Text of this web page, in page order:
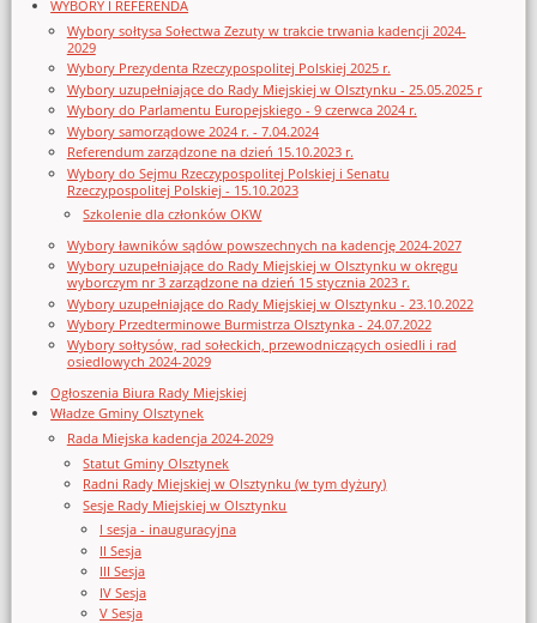
WYBORY I REFERENDA
Wybory sołtysa Sołectwa Zezuty w trakcie trwania kadencji 2024-
2029
Wybory Prezydenta Rzeczypospolitej Polskiej 2025 r.
Wybory uzupełniające do Rady Miejskiej w Olsztynku - 25.05.2025 r
Wybory do Parlamentu Europejskiego - 9 czerwca 2024 r.
Wybory samorządowe 2024 r. - 7.04.2024
Referendum zarządzone na dzień 15.10.2023 r.
Wybory do Sejmu Rzeczypospolitej Polskiej i Senatu
Rzeczypospolitej Polskiej - 15.10.2023
Szkolenie dla członków OKW
Wybory ławników sądów powszechnych na kadencję 2024-2027
Wybory uzupełniające do Rady Miejskiej w Olsztynku w okręgu
wyborczym nr 3 zarządzone na dzień 15 stycznia 2023 r.
Wybory uzupełniające do Rady Miejskiej w Olsztynku - 23.10.2022
Wybory Przedterminowe Burmistrza Olsztynka - 24.07.2022
Wybory sołtysów, rad sołeckich, przewodniczących osiedli i rad
osiedlowych 2024-2029
Ogłoszenia Biura Rady Miejskiej
Władze Gminy Olsztynek
Rada Miejska kadencja 2024-2029
Statut Gminy Olsztynek
Radni Rady Miejskiej w Olsztynku (w tym dyżury)
Sesje Rady Miejskiej w Olsztynku
I sesja - inauguracyjna
II Sesja
III Sesja
IV Sesja
V Sesja